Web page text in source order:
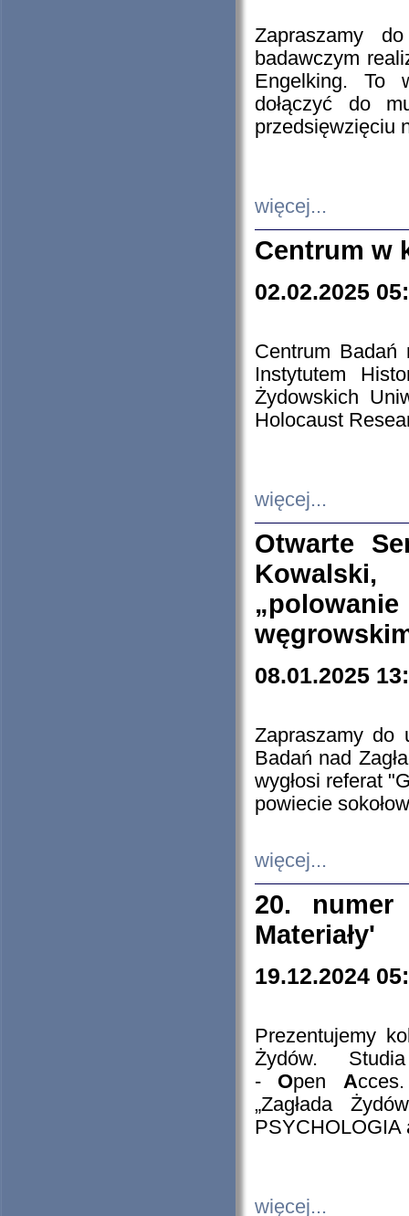
Zapraszamy
badawczym
Engelking. To
dołączyć do
przedsięwzięciu
więcej...
Centrum w
02.02.2025
Centrum Badań
Instytutem
Żydowskich
Holocaust
więcej...
Otwarte
08.01.2025
Zapraszamy do
Badań nad
wygłosi referat
powiecie
więcej...
20. numer
Materiały'
19.12.2024
Prezentujemy
Żydów.
- Open A
„Zagłada
PSYCHOLOGIA
więcej...